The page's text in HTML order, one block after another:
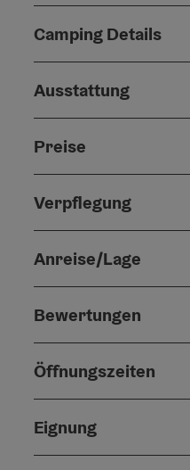
Camping Details
Ausstattung
Preise
Verpflegung
Anreise/Lage
Bewertungen
Öffnungszeiten
Eignung